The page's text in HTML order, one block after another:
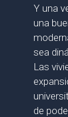
Y una
una
sea
Las
de